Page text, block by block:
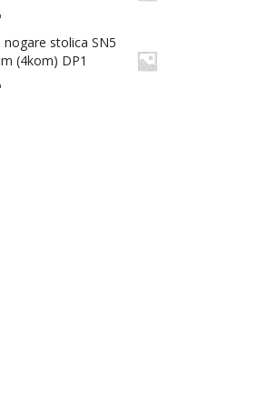
nogare stolica SN5
(4kom) DP1